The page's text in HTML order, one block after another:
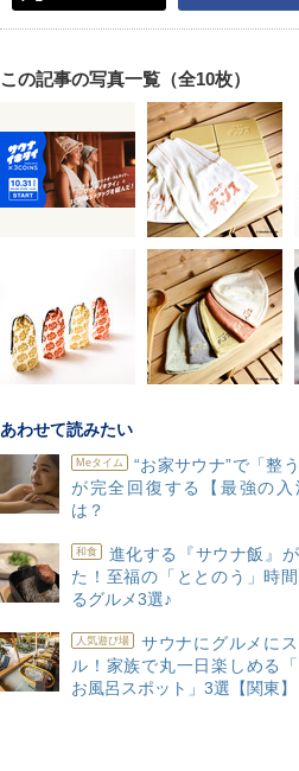
この記事の写真一覧（全10枚）
あわせて読みたい
Meタイム
“お家サウナ”で「整
が完全回復する【最強の入
は？
和食
進化する『サウナ飯』
た！至福の「ととのう」時
るグルメ3選♪
人気遊び場
サウナにグルメに
ル！家族で丸一日楽しめる
お風呂スポット」3選【関東】